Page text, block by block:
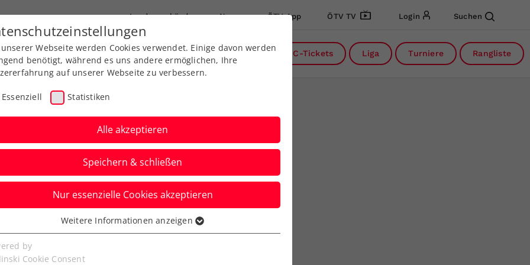
Landesverbände News ÖTV App ÖTV TV Login Suchen
Ausbildung Services Über uns DC-Tickets Liga Turniere Rangliste
Miedler schrammt
vorbei
Webseite werden Cookies verwendet. Einige davon werden
benötigt, während es uns andere ermöglichen, Ihre
auf unserer Webseite zu verbessern.
Essenziell Statistiken
Alle akzeptieren
Speichern & schließen
Nur essenzielle Cookies akzeptieren
Cookies werden für grundlegende Funktionen der
benötigt. Dadurch ist gewährleistet, dass die Webseite
Weitere Informationen anzeigen
by
Cookie Consent